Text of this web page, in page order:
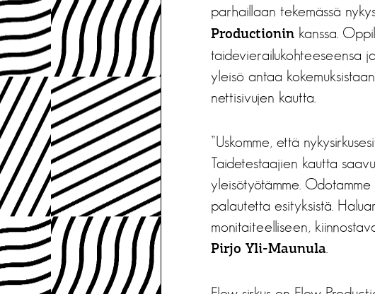
parhaillaan tekemässä
Productionin kanssa.
taidevierailukohteeseensa
yleisö antaa
nettisivujen kautta.
”Uskomme, että
Taidetestaajien kautta
yleisötyötämme.
palautetta esityksistä.
monitaiteelliseen,
Pirjo Yli-Maunula